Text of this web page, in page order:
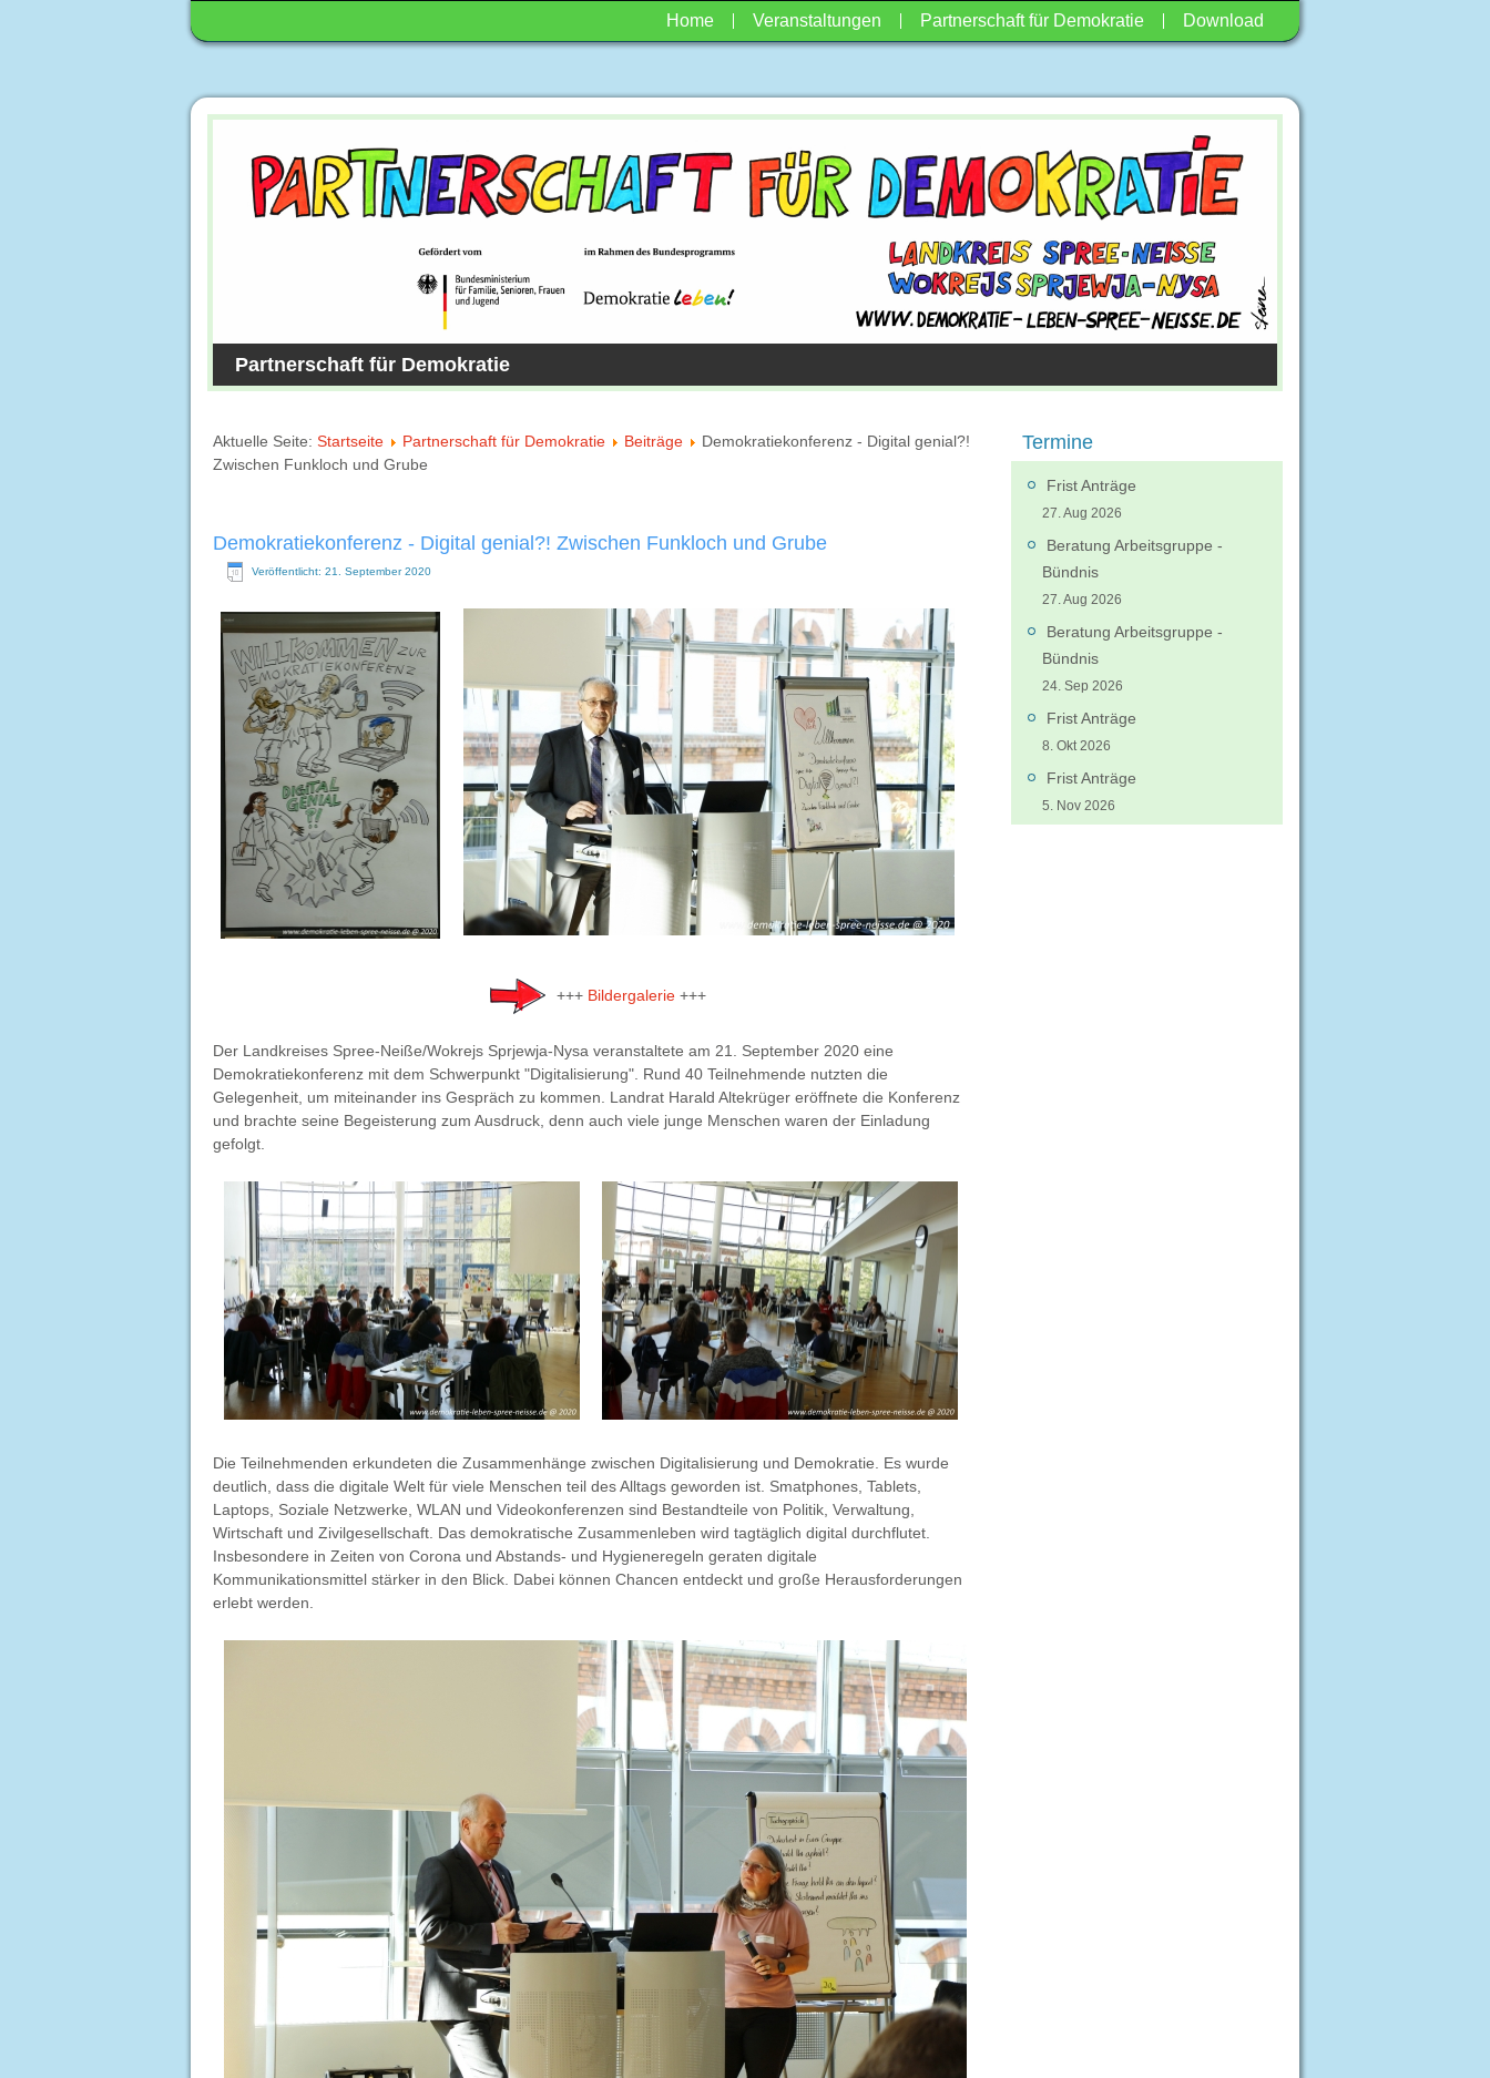
Home Veranstaltungen Partnerschaft für Demokratie Download
Partnerschaft für Demokratie
Aktuelle Seite: Startseite Partnerschaft für Demokratie Beiträge
Demokratiekonferenz - Digital genial?!
Zwischen Funkloch und Grube
Demokratiekonferenz - Digital genial?! Zwischen Funkloch und Grube
Veröffentlicht: 21. September 2020
+++ Bildergalerie +++
Der Landkreises Spree-Neiße/Wokrejs Sprjewja-Nysa veranstaltete am 21. September 2020 eine
Demokratiekonferenz mit dem Schwerpunkt "Digitalisierung". Rund 40 Teilnehmende nutzten die
Gelegenheit, um miteinander ins Gespräch zu kommen. Landrat Harald Altekrüger eröffnete die Konferenz
und brachte seine Begeisterung zum Ausdruck, denn auch viele junge Menschen waren der Einladung
gefolgt.
Die Teilnehmenden erkundeten die Zusammenhänge zwischen Digitalisierung und Demokratie. Es wurde
deutlich, dass die digitale Welt für viele Menschen teil des Alltags geworden ist. Smatphones, Tablets,
Laptops, Soziale Netzwerke, WLAN und Videokonferenzen sind Bestandteile von Politik, Verwaltung,
Wirtschaft und Zivilgesellschaft. Das demokratische Zusammenleben wird tagtäglich digital durchflutet.
Insbesondere in Zeiten von Corona und Abstands- und Hygieneregeln geraten digitale
Kommunikationsmittel stärker in den Blick. Dabei können Chancen entdeckt und große Herausforderungen
erlebt werden.
Termine
Frist Anträge
27. Aug 2026
Beratung Arbeitsgruppe -
Bündnis
27. Aug 2026
Beratung Arbeitsgruppe -
Bündnis
24. Sep 2026
Frist Anträge
8. Okt 2026
Frist Anträge
5. Nov 2026